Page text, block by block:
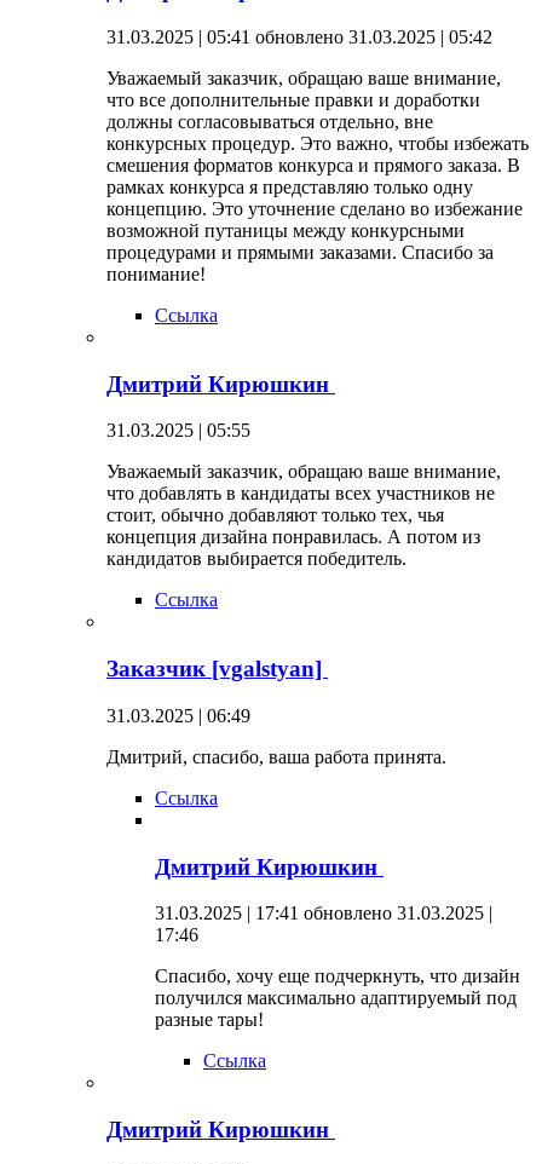
31.03.2025 | 05:41 обновлено 31.03.2025 | 05:42
Уважаемый заказчик, обращаю ваше внимание,
что все дополнительные правки и доработки
должны согласовываться отдельно, вне
конкурсных процедур. Это важно, чтобы избежать
смешения форматов конкурса и прямого заказа. В
рамках конкурса я представляю только одну
концепцию. Это уточнение сделано во избежание
возможной путаницы между конкурсными
процедурами и прямыми заказами. Спасибо за
понимание!
Ссылка
Дмитрий Кирюшкин
31.03.2025 | 05:55
Уважаемый заказчик, обращаю ваше внимание,
что добавлять в кандидаты всех участников не
стоит, обычно добавляют только тех, чья
концепция дизайна понравилась. А потом из
кандидатов выбирается победитель.
Ссылка
Заказчик [vgalstyan]
31.03.2025 | 06:49
Дмитрий, спасибо, ваша работа принята.
Ссылка
Дмитрий Кирюшкин
31.03.2025 | 17:41 обновлено 31.03.2025 |
17:46
Спасибо, хочу еще подчеркнуть, что дизайн
получился максимально адаптируемый под
разные тары!
Ссылка
Дмитрий Кирюшкин